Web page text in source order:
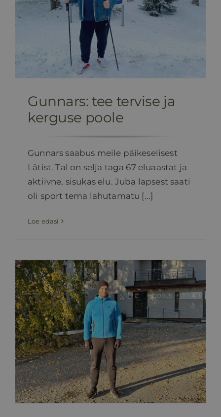
Gunnars: tee tervise ja
kerguse poole
Gunnars saabus meile päikeselisest
Lätist. Tal on selja taga 67 eluaastat ja
aktiivne, sisukas elu. Juba lapsest saati
oli sport tema lahutamatu [...]
Loe edasi